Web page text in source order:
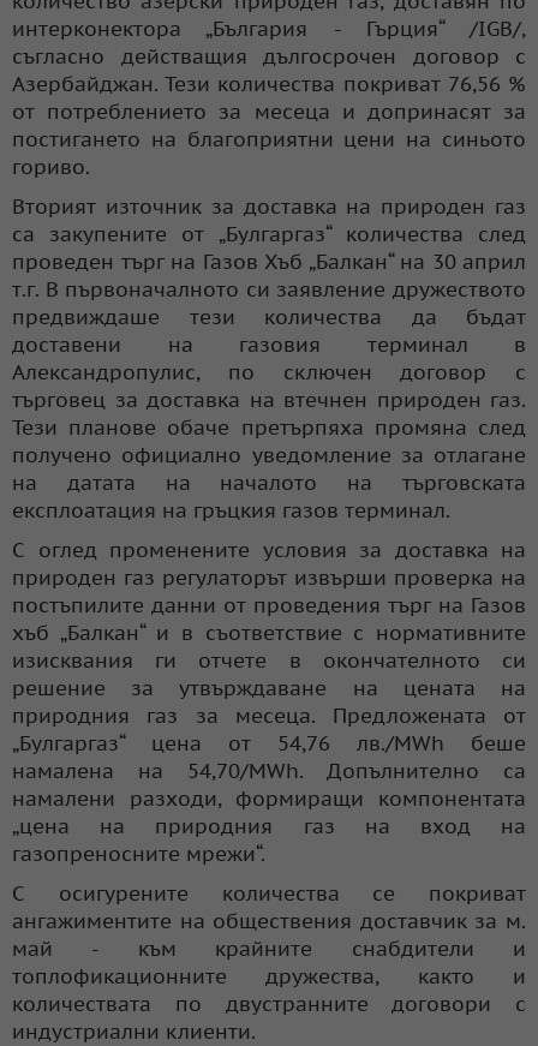
интерконектора „България - Гърция“ /IGB/,
съгласно действащия дългосрочен договор с
Азербайджан. Тези количества покриват 76,56 %
от потреблението за месеца и допринасят за
постигането на благоприятни цени на синьото
гориво.
Вторият източник за доставка на природен газ
са закупените от „Булгаргаз“ количества след
проведен търг на Газов Хъб „Балкан“ на 30 април
т.г. В първоначалното си заявление дружеството
предвиждаше тези количества да бъдат
доставени на газовия терминал в
Александропулис, по сключен договор с
търговец за доставка на втечнен природен газ.
Тези планове обаче претърпяха промяна след
получено официално уведомление за отлагане
на датата на началото на търговската
експлоатация на гръцкия газов терминал.
С оглед променените условия за доставка на
природен газ регулаторът извърши проверка на
постъпилите данни от проведения търг на Газов
хъб „Балкан“ и в съответствие с нормативните
изисквания ги отчете в окончателното си
решение за утвърждаване на цената на
природния газ за месеца. Предложената от
„Булгаргаз“ цена от 54,76 лв./MWh беше
намалена на 54,70/MWh. Допълнително са
намалени разходи, формиращи компонентата
„цена на природния газ на вход на
газопреносните мрежи“.
С осигурените количества се покриват
ангажиментите на обществения доставчик за м.
май - към крайните снабдители и
топлофикационните дружества, както и
количествата по двустранните договори с
индустриални клиенти.